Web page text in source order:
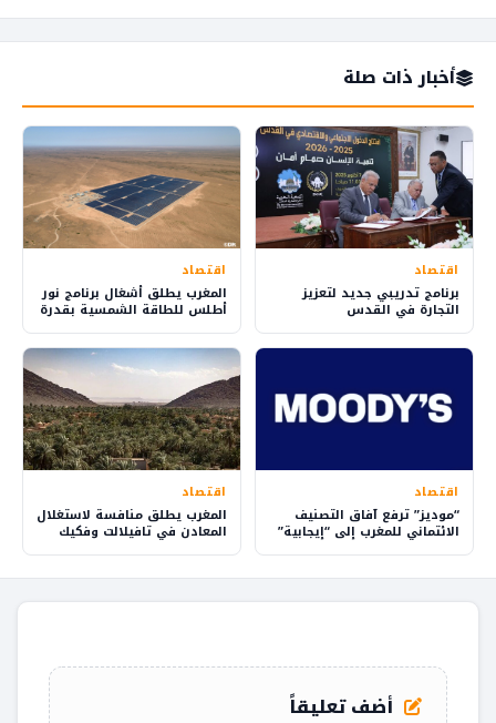
أخبار ذات صلة
اقتصاد
برنامج تدريبي جديد لتعزيز
التجارة في القدس
اقتصاد
المغرب يطلق أشغال برنامج نور
أطلس للطاقة الشمسية بقدرة
اقتصاد
“موديز” ترفع آفاق التصنيف
الائتماني للمغرب إلى “إيجابية”
اقتصاد
المغرب يطلق منافسة لاستغلال
المعادن في تافيلالت وفكيك
بمقاربة مستدامة
أضف تعليقاً